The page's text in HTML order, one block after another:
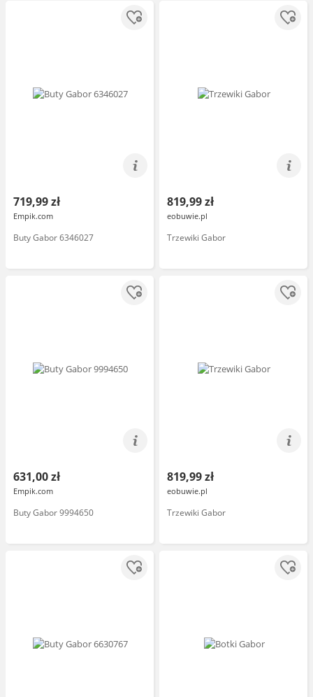
719,99 zł
Empik.com
Buty Gabor 6346027
819,99 zł
eobuwie.pl
Trzewiki Gabor
631,00 zł
Empik.com
Buty Gabor 9994650
819,99 zł
eobuwie.pl
Trzewiki Gabor